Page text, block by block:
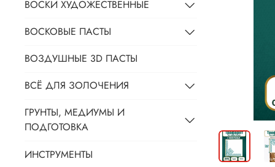
ВОСКИ ХУДОЖЕСТВЕННЫЕ
ВОСКОВЫЕ ПАСТЫ
ВОЗДУШНЫЕ 3D ПАСТЫ
ВСЁ ДЛЯ ЗОЛОЧЕНИЯ
ГРУНТЫ, МЕДИУМЫ И
ПОДГОТОВКА
ИНСТРУМЕНТЫ